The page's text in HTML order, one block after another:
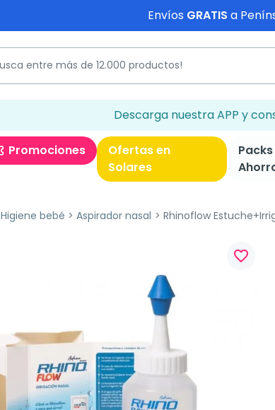
Envíos GRATIS a
Descarga nuestra APP y
Promociones
Ofertas en
Solares
Packs
Higiene bebé Aspirador nasal Rhinoflow
favorite_border